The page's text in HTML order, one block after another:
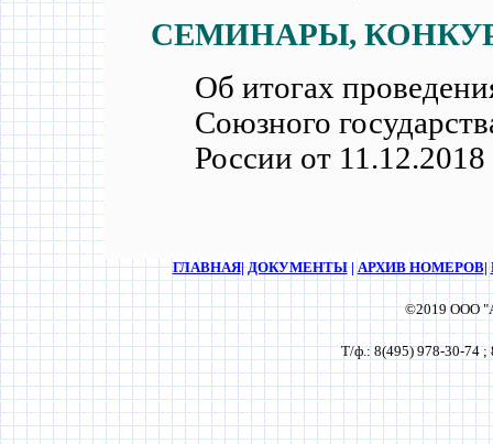
СЕМИНАРЫ,
Об итогах
Союзного
России от
ГЛАВНАЯ| ДОКУМЕНТЫ|АРХИВ НОМЕРОВ|
©2019 ООО
Т/ф.:8(495)978-30-74 ;